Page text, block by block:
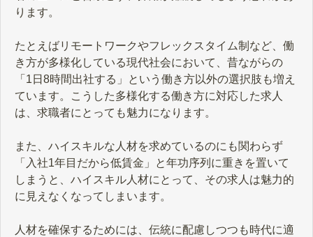
ります。
たとえばリモートワークやフレックスタイム制など、働
き方が多様化している現代社会において、昔ながらの
「1日8時間出社する」という働き方以外の選択肢も増え
ています。こうした多様化する働き方に対応した求人
は、求職者にとっても魅力になります。
また、ハイスキルな人材を求めているのにも関わらず
「入社1年目だから低賃金」と年功序列に重きを置いて
しまうと、ハイスキル人材にとって、その求人は魅力的
に見えなくなってしまいます。
人材を確保するためには、伝統に配慮しつつも時代に適